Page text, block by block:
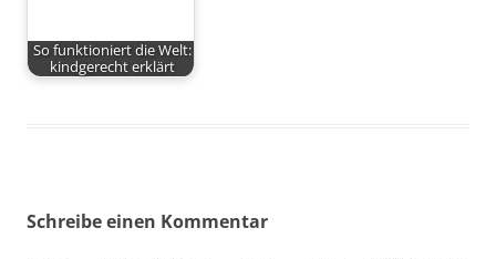
So funktioniert die Welt:
kindgerecht erklärt
Schreibe einen Kommentar